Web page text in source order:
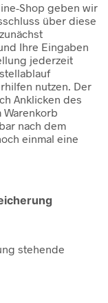
Shop geben wir
über diese
Ihre Eingaben
jederzeit
nutzen. Der
Anklicken des
nach dem
einmal eine
stehende